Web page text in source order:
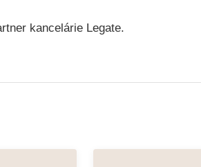
kancelárie Legate.